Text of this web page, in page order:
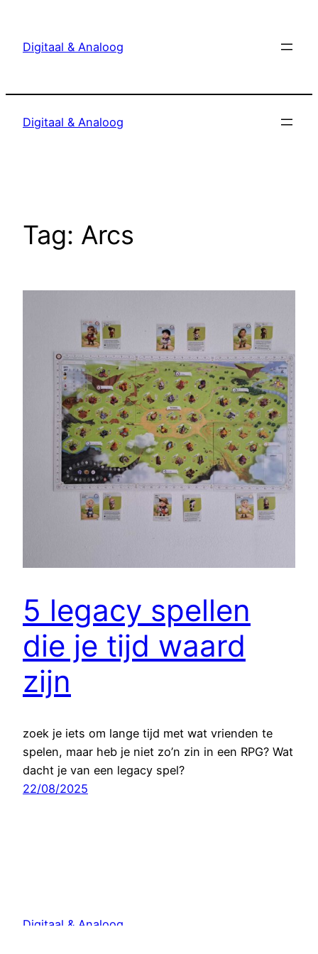
Digitaal & Analoog
Digitaal & Analoog
Tag: Arcs
5 legacy spellen
die je tijd waard
zijn
zoek je iets om lange tijd met wat vrienden te
spelen, maar heb je niet zo’n zin in een RPG? Wat
dacht je van een legacy spel?
22/08/2025
Digitaal & Analoog